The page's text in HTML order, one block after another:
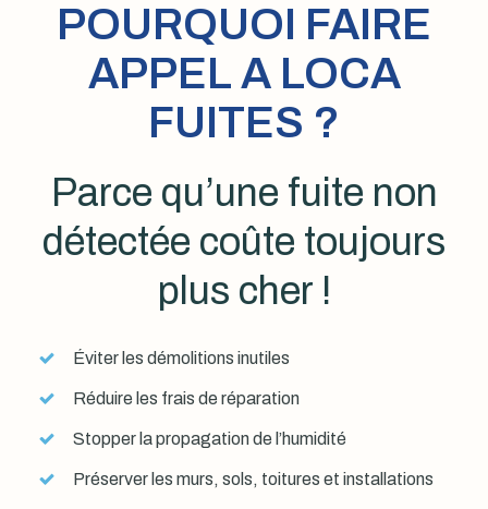
POURQUOI FAIRE
APPEL A LOCA
FUITES ?
Parce qu’une fuite non
détectée coûte toujours
plus cher !
Éviter les démolitions inutiles
Réduire les frais de réparation
Stopper la propagation de l’humidité
Préserver les murs, sols, toitures et installations